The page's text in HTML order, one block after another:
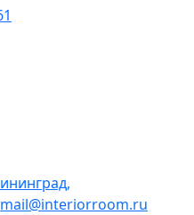
mail@interiorroom.ru